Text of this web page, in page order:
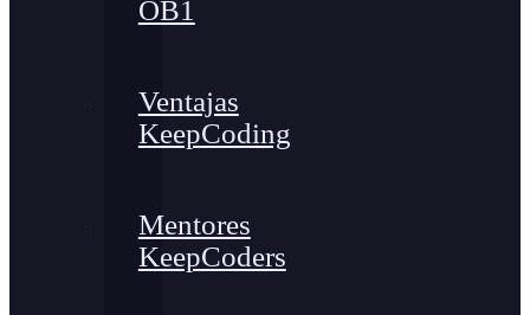
OB1
Ventajas
KeepCoding
Mentores
KeepCoders